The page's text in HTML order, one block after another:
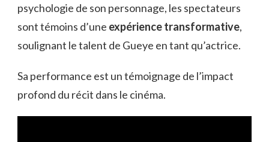
psychologie de son personnage, les spectateurs
sont témoins d’une expérience transformative,
soulignant le talent de Gueye en tant qu’actrice.
Sa performance est un témoignage de l’impact
profond du récit dans le cinéma.